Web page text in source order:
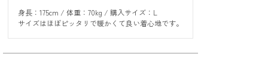
身長：175cm / 体重：70kg / 購入サイズ：L
サイズはほぼピッタリで暖かくて良い着心地です。